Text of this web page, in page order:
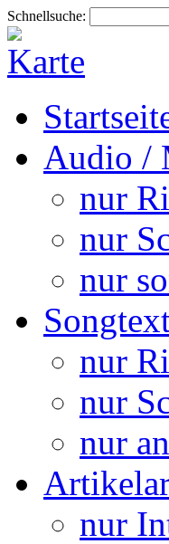
Schnellsuche:
Audio /
nur
nur
nur
nur
nur
nur
nur